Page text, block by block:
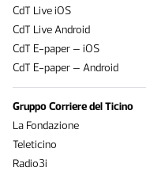
CdT Live iOS
CdT Live Android
CdT E-paper – iOS
CdT E-paper – Android
Gruppo Corriere del Ticino
La Fondazione
Teleticino
Radio3i